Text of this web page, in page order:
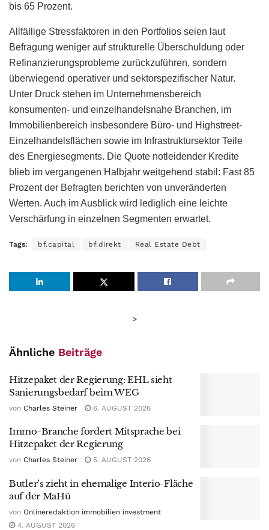
bis 65 Prozent.
Allfällige Stressfaktoren in den Portfolios seien laut
Befragung weniger auf strukturelle Überschuldung oder
Refinanzierungsprobleme zurückzuführen, sondern
überwiegend operativer und sektorspezifischer Natur.
Unter Druck stehen im Unternehmensbereich
konsumenten- und einzelhandelsnahe Branchen, im
Immobilienbereich insbesondere Büro- und Highstreet-
Einzelhandelsflächen sowie im Infrastruktursektor Teile
des Energiesegments. Die Quote notleidender Kredite
blieb im vergangenen Halbjahr weitgehend stabil: Fast 85
Prozent der Befragten berichten von unveränderten
Werten. Auch im Ausblick wird lediglich eine leichte
Verschärfung in einzelnen Segmenten erwartet.
Tags: bf.capital bf.direkt Real Estate Debt
>
Ähnliche Beiträge
Hitzepaket der Regierung: EHL sieht
Sanierungsbedarf beim WEG
von Charles Steiner 6. AUGUST 2026
Immo-Branche fordert Mitsprache bei
Hitzepaket der Regierung
von Charles Steiner 5. AUGUST 2026
Butler’s zieht in ehemalige Interio-Fläche
auf der MaHü
von Onlineredaktion immobilien investment
4. AUGUST 2026